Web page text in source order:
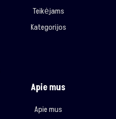
Teikėjams
Kategorijos
Apie mus
Apie mus